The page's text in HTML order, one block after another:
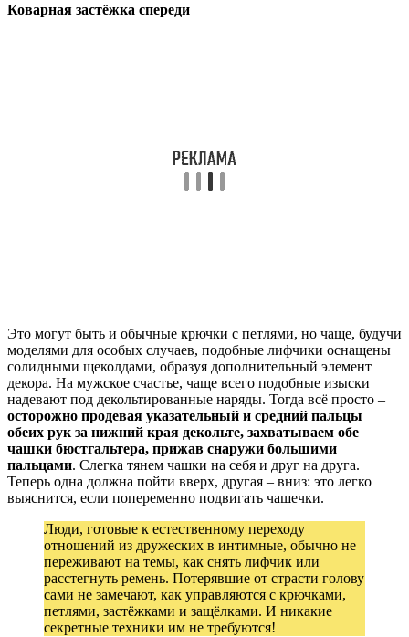
Коварная застёжка спереди
Это могут быть и обычные крючки с петлями, но чаще, будучи
моделями для особых случаев, подобные лифчики оснащены
солидными щеколдами, образуя дополнительный элемент
декора. На мужское счастье, чаще всего подобные изыски
надевают под декольтированные наряды. Тогда всё просто –
осторожно продевая указательный и средний пальцы
обеих рук за нижний края декольте, захватываем обе
чашки бюстгальтера, прижав снаружи большими
пальцами. Слегка тянем чашки на себя и друг на друга.
Теперь одна должна пойти вверх, другая – вниз: это легко
выяснится, если попеременно подвигать чашечки.
Люди, готовые к естественному переходу
отношений из дружеских в интимные, обычно не
переживают на темы, как снять лифчик или
расстегнуть ремень. Потерявшие от страсти голову
сами не замечают, как управляются с крючками,
петлями, застёжками и защёлками. И никакие
секретные техники им не требуются!